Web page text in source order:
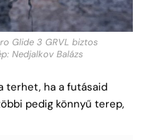
Glide 3 GRVL biztos
Nedjalkov Balázs
terhet, ha a futásaid
pedig könnyű terep,